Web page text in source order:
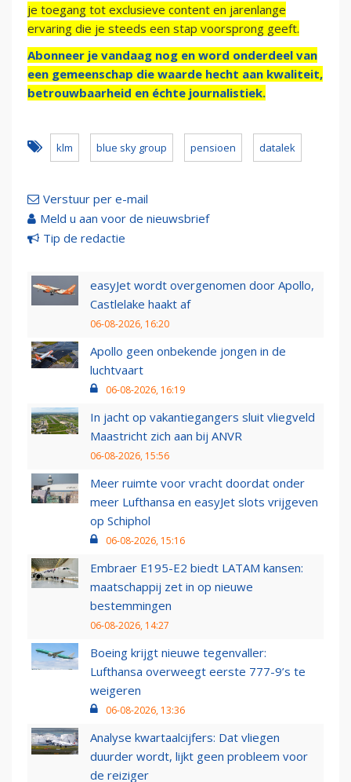
je toegang tot exclusieve content en jarenlange
ervaring die je steeds een stap voorsprong geeft.
Abonneer je vandaag nog en word onderdeel van
een gemeenschap die waarde hecht aan kwaliteit,
betrouwbaarheid en échte journalistiek.
klm blue sky group pensioen datalek
Verstuur per e-mail
Meld u aan voor de nieuwsbrief
Tip de redactie
easyJet wordt overgenomen door Apollo,
Castlelake haakt af
06-08-2026, 16:20
Apollo geen onbekende jongen in de
luchtvaart
06-08-2026, 16:19
In jacht op vakantiegangers sluit vliegveld
Maastricht zich aan bij ANVR
06-08-2026, 15:56
Meer ruimte voor vracht doordat onder
meer Lufthansa en easyJet slots vrijgeven
op Schiphol
06-08-2026, 15:16
Embraer E195-E2 biedt LATAM kansen:
maatschappij zet in op nieuwe
bestemmingen
06-08-2026, 14:27
Boeing krijgt nieuwe tegenvaller:
Lufthansa overweegt eerste 777-9’s te
weigeren
06-08-2026, 13:36
Analyse kwartaalcijfers: Dat vliegen
duurder wordt, lijkt geen probleem voor
de reiziger